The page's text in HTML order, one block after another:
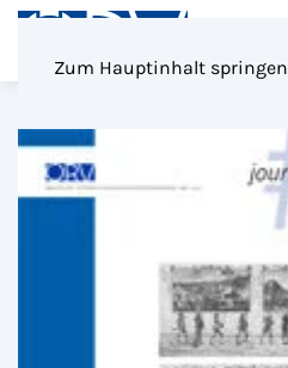
Zum Hauptinhalt springen